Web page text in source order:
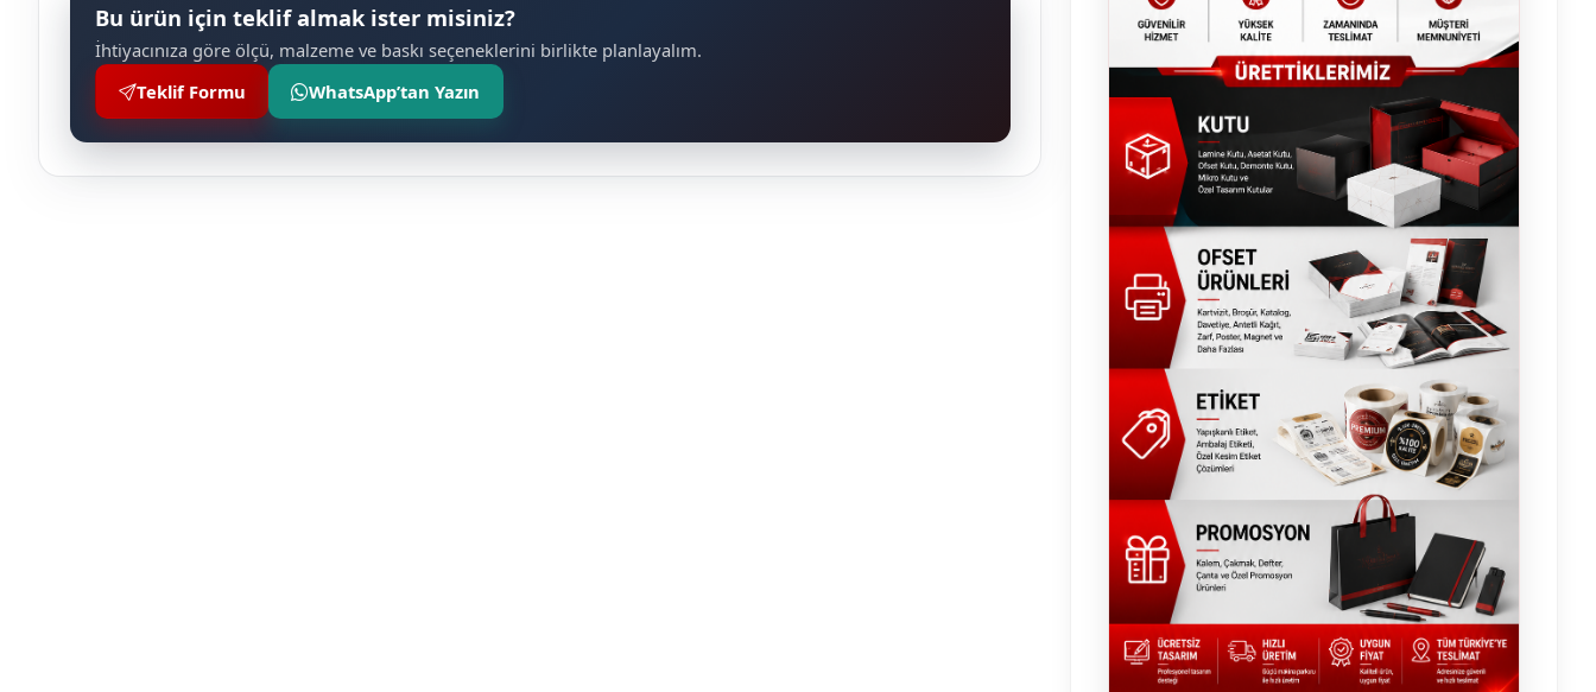
Bu ürün için teklif almak ister misiniz?
İhtiyacınıza göre ölçü, malzeme ve baskı seçeneklerini birlikte planlayalım.
Teklif Formu
WhatsApp’tan Yazın